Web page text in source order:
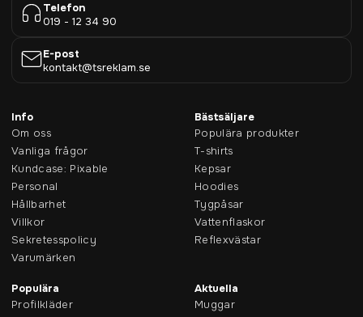
Telefon
019 - 12 34 90
E-post
kontakt@tsreklam.se
Info
Om oss
Vanliga frågor
Kundcase: Pixable
Personal
Hållbarhet
Villkor
Sekretesspolicy
Varumärken
Bästsäljare
Populära produkter
T-shirts
Kepsar
Hoodies
Tygpåsar
Vattenflaskor
Reflexvästar
Populära
Profilkläder
Aktuella
Muggar